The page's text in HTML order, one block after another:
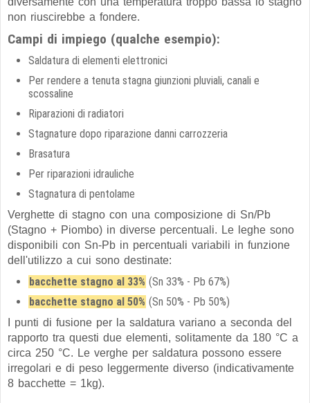
non riuscirebbe a fondere.
Campi di impiego (qualche esempio):
Saldatura di elementi elettronici
Per rendere a tenuta stagna giunzioni pluviali, canali e
scossaline
Riparazioni di radiatori
Stagnature dopo riparazione danni carrozzeria
Brasatura
Per riparazioni idrauliche
Stagnatura di pentolame
Verghette di stagno con una composizione di Sn/Pb
(Stagno + Piombo) in diverse percentuali. Le leghe sono
disponibili con Sn-Pb in percentuali variabili in funzione
dell'utilizzo a cui sono destinate:
bacchette stagno al 33% (Sn 33% - Pb 67%)
bacchette stagno al 50% (Sn 50% - Pb 50%)
I punti di fusione per la saldatura variano a seconda del
rapporto tra questi due elementi, solitamente da 180 °C a
circa 250 °C. Le verghe per saldatura possono essere
irregolari e di peso leggermente diverso (indicativamente
8 bacchette = 1kg).